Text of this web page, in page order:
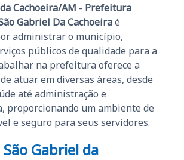
Cachoeira/AM - Prefeitura
Gabriel Da Cachoeiraé
administrar o município,
públicos de qualidade para a
na prefeitura oferece a
atuar em diversas áreas, desde
até administração e
proporcionando um ambiente de
e seguro para seus servidores.
Gabriel da